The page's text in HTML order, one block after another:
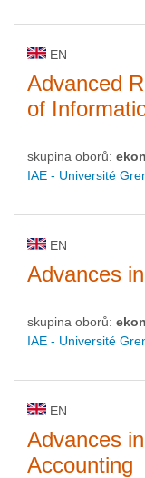
EN
Advanced
of
skupina oborů:
IAE - Université
EN
Advances
skupina oborů:
IAE - Université
EN
Advances
Accounting